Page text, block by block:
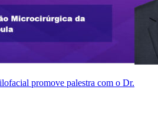
promove palestra com o Dr.